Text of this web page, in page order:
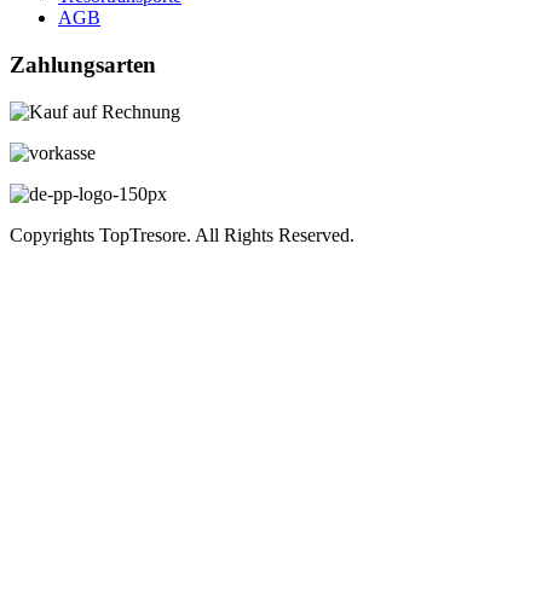
AGB
Zahlungsarten
Copyrights TopTresore. All Rights Reserved.